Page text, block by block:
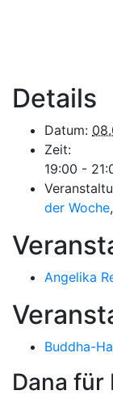
Details
Datum:
Zeit:
19:00 -
der Woche,
Angelika
Buddha-
Dana für